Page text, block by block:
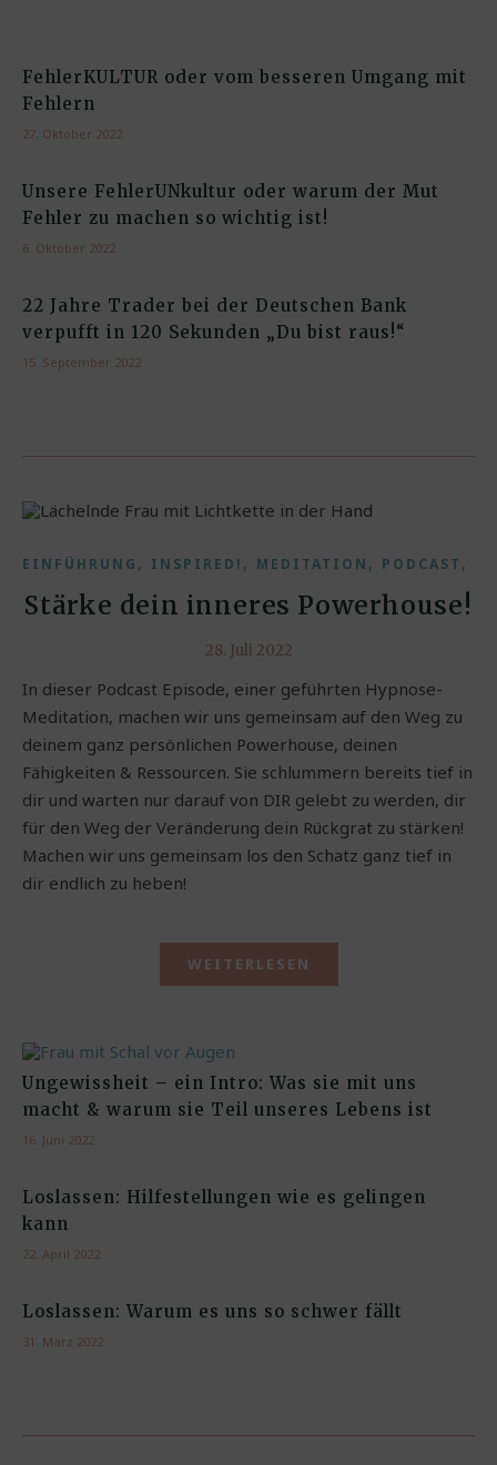
FehlerKULTUR oder vom besseren Umgang mit
Fehlern
27. Oktober 2022
Unsere FehlerUNkultur oder warum der Mut
Fehler zu machen so wichtig ist!
6. Oktober 2022
22 Jahre Trader bei der Deutschen Bank
verpufft in 120 Sekunden „Du bist raus!“
15. September 2022
EINFÜHRUNG , INSPIRED! , MEDITATION , PODCAST ,
Stärke dein inneres Powerhouse!
28. Juli 2022
In dieser Podcast Episode, einer geführten Hypnose-
Meditation, machen wir uns gemeinsam auf den Weg zu
deinem ganz persönlichen Powerhouse, deinen
Fähigkeiten & Ressourcen. Sie schlummern bereits tief in
dir und warten nur darauf von DIR gelebt zu werden, dir
für den Weg der Veränderung dein Rückgrat zu stärken!
Machen wir uns gemeinsam los den Schatz ganz tief in
dir endlich zu heben!
WEITERLESEN
Ungewissheit – ein Intro: Was sie mit uns
macht & warum sie Teil unseres Lebens ist
16. Juni 2022
Loslassen: Hilfestellungen wie es gelingen
kann
22. April 2022
Loslassen: Warum es uns so schwer fällt
31. März 2022